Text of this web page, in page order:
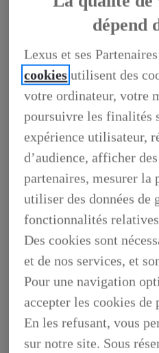
LEXUS PRÉFÉRENCE
DECOUVREZ LES
LABELLISEES LEXUS
LEXUS PRÉFÉRENCE,
D'OCCASION
BUSINESS
LES AVANTAGES
ELECTRIFIED
ELECTRIFIED
NOS OFFRES DU
NOS SOLUTIONS
L'HYBRIDE POUR
CONTACTEZ-
dépend
Lexus et ses
cookies utilisent des
votre ordinateur, votre
poursuivre les finalités
expérience utilisateur,
d’audience, afficher
partenaires, mesurer la
utiliser des données
fonctionnalités
Des cookies sont
et de nos services, et
Pour une navigation
accepter les cookies
En les refusant, vous
sur notre site. Sous